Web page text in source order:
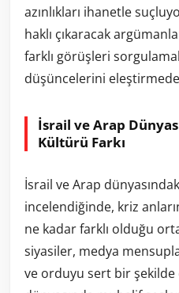
azınlıkları ihanetle
haklı çıkaracak
farklı görüşleri
düşüncelerini
İsrail ve Arap
Kültürü Farkı
İsrail ve Arap
incelendiğinde, kriz
ne kadar farklı olduğu
siyasiler, medya
ve orduyu sert bir